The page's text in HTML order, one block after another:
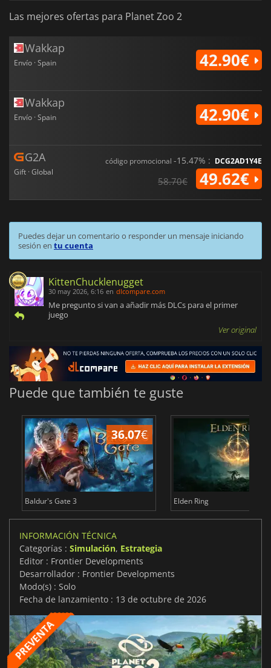
Las mejores ofertas para Planet Zoo 2
Wakkap
Envío · Spain 42.90€
Wakkap
Envío · Spain 42.90€
G2A
Gift · Global
código promocional -15.47% : DCG2AD1Y4E
58.70€ 49.62€
Puedes dejar un comentario o responder un mensaje iniciando
sesión en tu cuenta
KittenChucklenugget
30 may 2026, 6:16 en dlcompare.com
Me pregunto si van a añadir más DLCs para el primer
juego
Ver original
Puede que también te guste
36.07€
Baldur's Gate 3 Elden Ring
INFORMACIÓN TÉCNICA
Categorías : Simulación, Estrategia
Editor : Frontier Developments
Desarrollador : Frontier Developments
Modo(s) : Solo
Fecha de lanzamiento : 13 de octubre de 2026